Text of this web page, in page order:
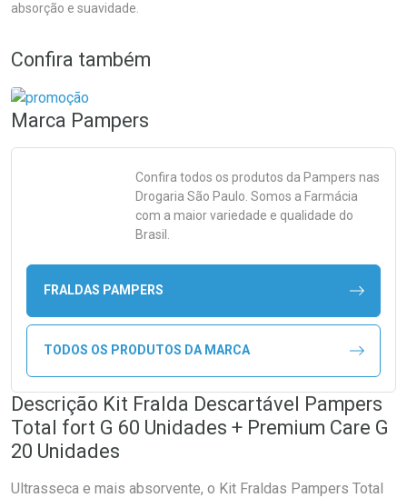
absorção e suavidade.
Confira também
Marca Pampers
Confira todos os produtos da Pampers nas
Drogaria São Paulo. Somos a Farmácia
com a maior variedade e qualidade do
Brasil.
FRALDAS PAMPERS
TODOS OS PRODUTOS DA MARCA
Descrição Kit Fralda Descartável Pampers
Total fort G 60 Unidades + Premium Care G
20 Unidades
Ultrasseca e mais absorvente, o Kit Fraldas Pampers Total